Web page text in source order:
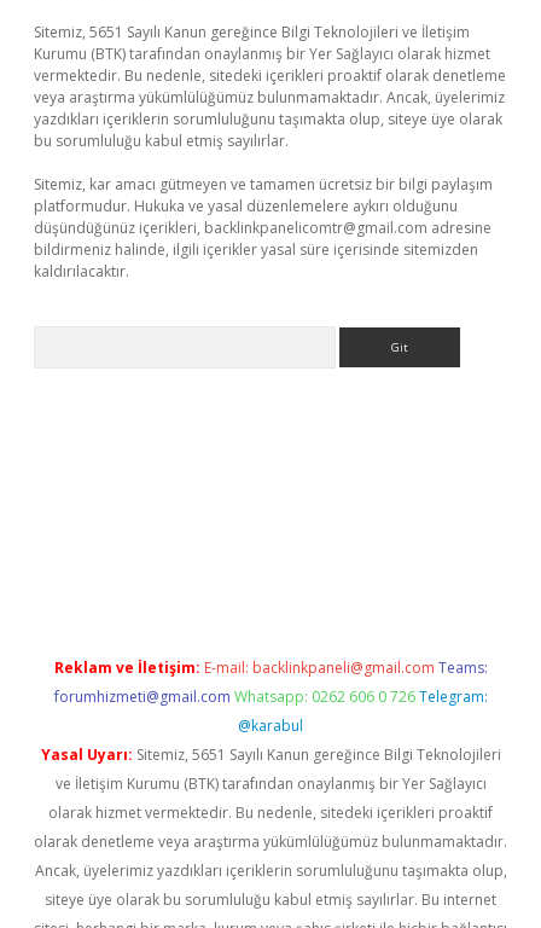
Sitemiz, 5651 Sayılı Kanun gereğince Bilgi Teknolojileri ve İletişim
Kurumu (BTK) tarafından onaylanmış bir Yer Sağlayıcı olarak hizmet
vermektedir. Bu nedenle, sitedeki içerikleri proaktif olarak denetleme
veya araştırma yükümlülüğümüz bulunmamaktadır. Ancak, üyelerimiz
yazdıkları içeriklerin sorumluluğunu taşımakta olup, siteye üye olarak
bu sorumluluğu kabul etmiş sayılırlar.
Sitemiz, kar amacı gütmeyen ve tamamen ücretsiz bir bilgi paylaşım
platformudur. Hukuka ve yasal düzenlemelere aykırı olduğunu
düşündüğünüz içerikleri, backlinkpanelicomtr@gmail.com adresine
bildirmeniz halinde, ilgili içerikler yasal süre içerisinde sitemizden
kaldırılacaktır.
Reklam ve İletişim: E-mail: backlinkpaneli@gmail.com Teams:
forumhizmeti@gmail.com Whatsapp: 0262 606 0 726 Telegram:
@karabul
Yasal Uyarı: Sitemiz, 5651 Sayılı Kanun gereğince Bilgi Teknolojileri
ve İletişim Kurumu (BTK) tarafından onaylanmış bir Yer Sağlayıcı
olarak hizmet vermektedir. Bu nedenle, sitedeki içerikleri proaktif
olarak denetleme veya araştırma yükümlülüğümüz bulunmamaktadır.
Ancak, üyelerimiz yazdıkları içeriklerin sorumluluğunu taşımakta olup,
siteye üye olarak bu sorumluluğu kabul etmiş sayılırlar. Bu internet